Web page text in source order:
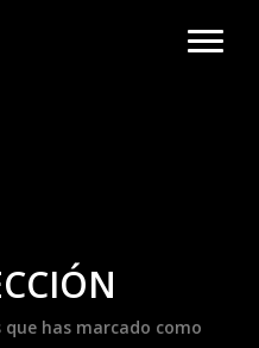
has marcado como